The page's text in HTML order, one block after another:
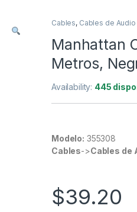
Cables, Cables de
Manhattan
Metros,
Availability: 445
Modelo: 355308
Cables->Cables de
$39.20